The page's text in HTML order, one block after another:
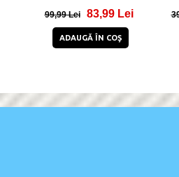
99,99 Lei 83,99 Lei
ADAUGĂ ÎN COŞ